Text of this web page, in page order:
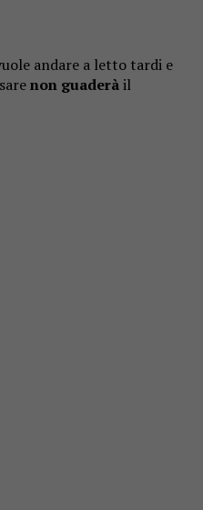
andare a letto tardi e
non guaderàil